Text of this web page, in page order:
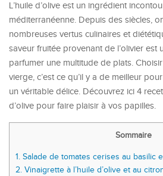
L’huile d’olive est un ingrédient
méditerranéenne. Depuis des siècles,
nombreuses vertus culinaires et
saveur fruitée provenant de l’olivier est
parfumer une multitude de plats.
vierge, c’est ce qu’il y a de meilleur
un véritable délice. Découvrez ici 4
d’olive pour faire plaisir à vos papilles.
Sommaire
1. Salade de tomates cerises au basilic
2. Vinaigrette à l’huile d’olive et au